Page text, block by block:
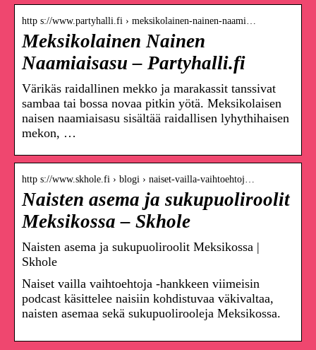
http s://www.partyhalli.fi › meksikolainen-nainen-naami…
Meksikolainen Nainen
Naamiaisasu – Partyhalli.fi
Värikäs raidallinen mekko ja marakassit tanssivat
sambaa tai bossa novaa pitkin yötä. Meksikolaisen
naisen naamiaisasu sisältää raidallisen lyhythihaisen
mekon, …
http s://www.skhole.fi › blogi › naiset-vailla-vaihtoehtoj…
Naisten asema ja sukupuoliroolit
Meksikossa – Skhole
Naisten asema ja sukupuoliroolit Meksikossa |
Skhole
Naiset vailla vaihtoehtoja -hankkeen viimeisin
podcast käsittelee naisiin kohdistuvaa väkivaltaa,
naisten asemaa sekä sukupuolirooleja Meksikossa.